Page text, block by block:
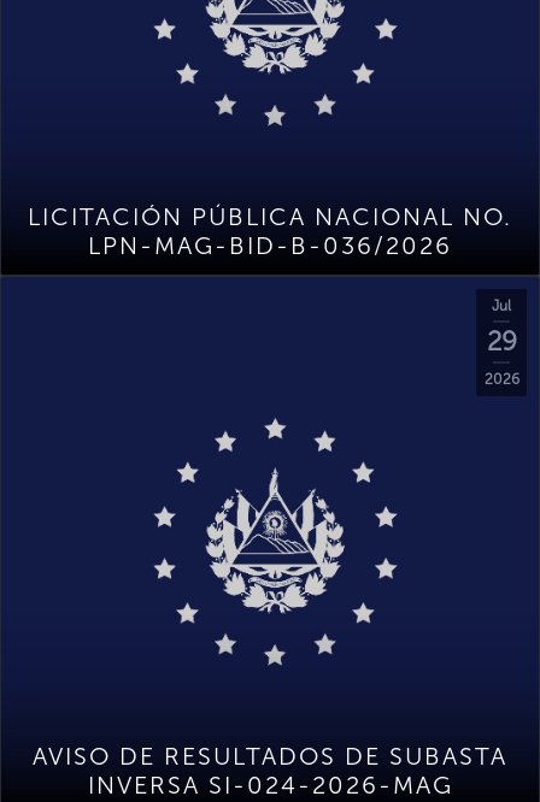
LICITACIÓN PÚBLICA NACIONAL NO.
LPN-MAG-BID-B-036/2026
Jul
29
2026
AVISO DE RESULTADOS DE SUBASTA
INVERSA SI-024-2026-MAG